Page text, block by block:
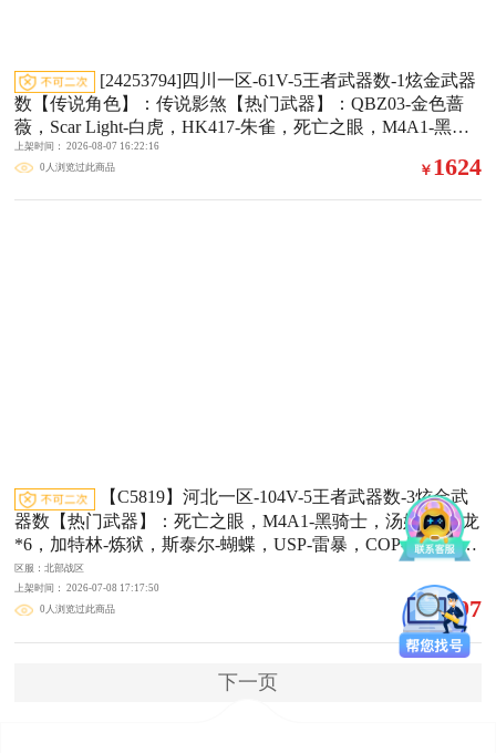
数【传说角色】：传说影煞【热门武器】：QBZ03-金色蔷
薇，Scar Light-白虎，HK417-朱雀，死亡之眼，M4A1-黑骑
士，斯泰尔-蝴蝶，USP-雷暴，沙鹰-修罗*2【王者炫金武
器】：王者星霆，炫金骑士【音效卡】：AN94-超新星-热带
奇洋音效卡，HK417-朱雀音效卡【皮肤】：ScarLight-白虎-
枪，试炼破坏者III，KAC-圣炎切割者III【英雄级武器】：A
K47-火麒麟，M4A1-雷神，M4A1-黑骑士，AN94-超新星，
M4A1-武圣，HK417-朱雀，Scar Light-白虎，QBZ03-云龙*
2，黑武士-锦绣游龙，超新星-热带奇洋，QBZ03-金色蔷
薇，AK47-B-常胜将军，王者之烈-觉醒版，AWM-天龙，Ba
rrett-毁灭，Barrett-朱雀，王者风神-觉醒版，沙鹰-修罗*2，U
SP-雷暴，COP 357-云龙，屠龙*2，龙啸-热带奇洋，斩神刀-
雷暴，王者之锋-觉醒版，王者之啸-觉醒版，高爆手雷-雷暴
*4，高爆手雷-云龙*3，手雷-热带奇洋，闪光弹-雷暴*4，闪
上架时间： 2026-08-07 16:22:16
0人浏览过此商品
￥ 1624
器数【热门武器】：死亡之眼，M4A1-黑骑士，汤姆逊-烈龙
*6，加特林-炼狱，斯泰尔-蝴蝶，USP-雷暴，COP-堕天神，
沙鹰-修罗*2【王者炫金武器】：王者之魄，炼狱-悦蓝，炫
金雷神，炫金毁灭，炫金天龙【音效卡】：AK47-火麒麟音
效卡，M4A1-雷神音效卡，M4A1-黑骑士音效卡，Barrett-毁
灭音效卡【皮肤】：雷神-星空，火麒麟-雷神，毁灭-荣耀之
怒，黑骑士-暗月，战神-粉色甜心皮肤*2，战神-紫绶金章皮
肤*5，战神-流金岁月皮肤*2，AWM-天龙-传奇70KG，AW
区服：北部战区
上架时间： 2026-07-08 17:17:50
0人浏览过此商品
￥897
下一页